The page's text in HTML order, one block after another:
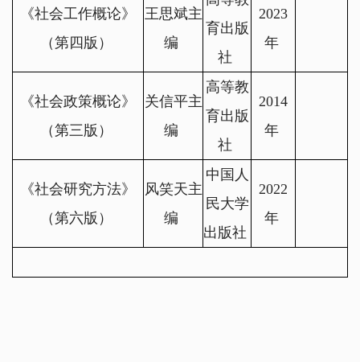
《社会工作概论》
（第四版）
王思斌主
编
育出版
社
2023
年
《社会政策概论》
（第三版）
关信平主
编
高等教
育出版
社
2014
年
《社会研究方法》
（第六版）
风笑天主
编
中国人
民大学
出版社
2022
年